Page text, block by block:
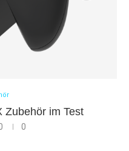
Zubehör im Test
0